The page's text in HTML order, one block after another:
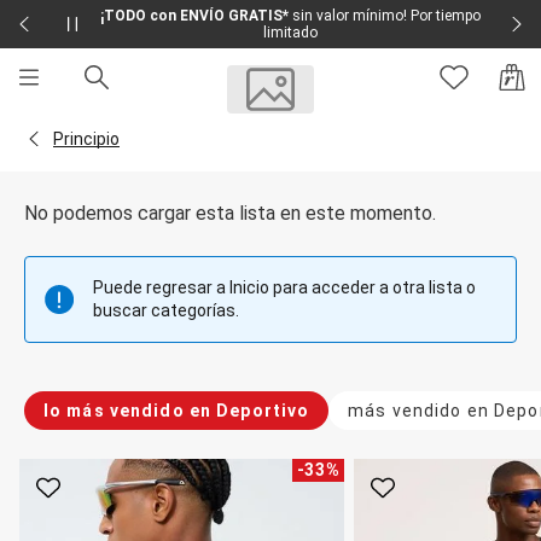
¡TODO con ENVÍO GRATIS* sin valor mínimo! Por tiempo
limitado
Sale Femenino
Todo en Sale
Femenino
Vestidos
Corto y Medio
Bermudas y Shorts
Bermuda
Jean
Shorts
Social
Blusas y Remera
Body
Cropped
Volver a la página Principio
Principio
No podemos cargar esta lista en este momento.
Puede regresar a Inicio para acceder a otra lista o
buscar categorías.
lo más vendido en Deportivo más vendido en
-33%
Favorito